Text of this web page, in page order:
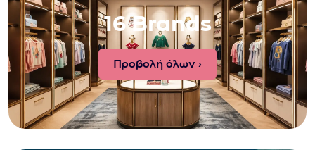
16 Brands
Προβολή όλων ›